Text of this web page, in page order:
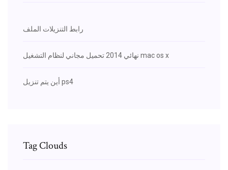
رابط التنزيلات الملف
نهائي 2014 تحميل مجاني لنظام التشغيل mac os x
أين يتم تنزيل ps4
Tag Clouds